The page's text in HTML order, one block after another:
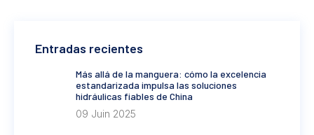
Entradas recientes
Más allá de la manguera: cómo la excelencia
estandarizada impulsa las soluciones
hidráulicas fiables de China
09 Juin 2025